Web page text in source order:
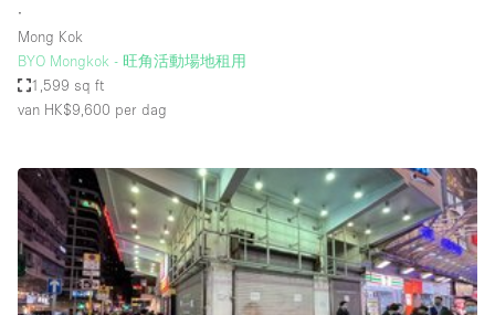
Atelier / Werkplaats
Boetiek / Winkel
Conferentieruimte
Container
Creatieve ruimte
Dak
∙
Mong Kok
BYO Mongkok - 旺角活動場地租用
1,599 sq ft
van HK$9,600 per dag